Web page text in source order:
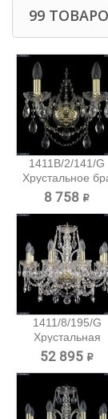
99
1411B/2/141/G
Хрустальное
Bohemia...
8 758 ₽
1411/8/195/G
Хрустальная
подвесная...
52 895 ₽